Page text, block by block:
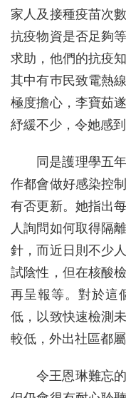
家人及接種疫苗次
抗疫物資是否足夠
求助，他們的抗疫
其中有巿民致電熱
極度擔心，李寶茹
紓緩不少，令她感到
同是護理學五
作都會做好感染控
有否更新。她指出
人詢問如何取得隔
針，而近日則不少
試陰性，但在核酸
再呈報等。對於這
低，以致快速檢測
較低，外出社區都屬
令王恩琳難忘